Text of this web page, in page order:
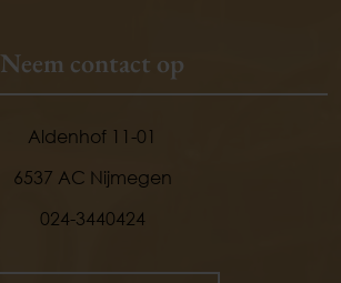
Neem contact op
Aldenhof 11-01
6537 AC Nijmegen
024-3440424
9,1
klantenvertellen